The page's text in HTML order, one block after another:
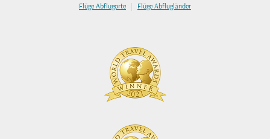
Flüge Abflugorte | Flüge Abflugländer